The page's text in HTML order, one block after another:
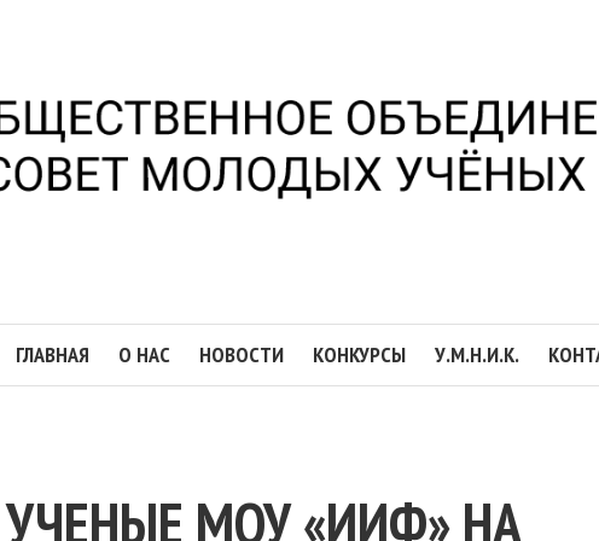
ГЛАВНАЯ О НАС НОВОСТИ КОНКУРСЫ У.М.Н.И.К.
МОУ «ИИФ» НА